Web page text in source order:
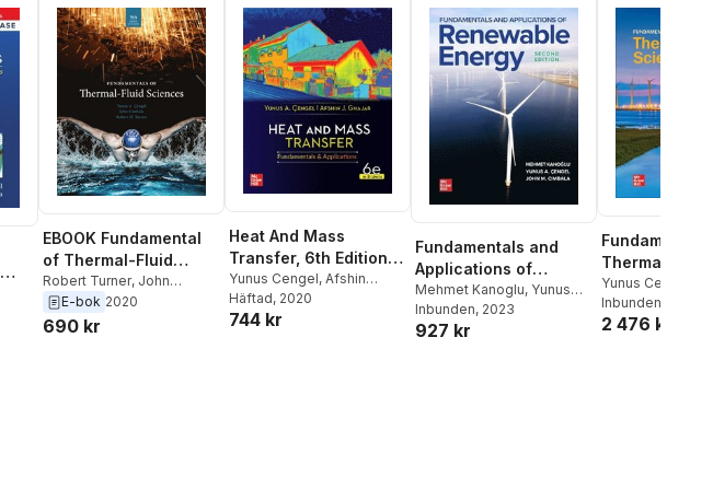
EBOOK Fundamental
of Thermal-Fluid
Sciences 5e in SI
Units
Robert Turner, John
Cimbala, Yunus Cengel
E-bok 2020
690 kr
Heat And Mass
Transfer, 6th Edition,
Si Units
Yunus Cengel, Afshin
Ghajar
Häftad, 2020
744 kr
Fundamentals and
Applications of
Renewable Energy,
Second Edition
Mehmet Kanoglu, Yunus
Cengel,John Cimbala
Inbunden, 2023
927 kr
Thermal-Fluid
Sciences
Yunus Cengel
Cimbala,
Inbunden
2 476 kr